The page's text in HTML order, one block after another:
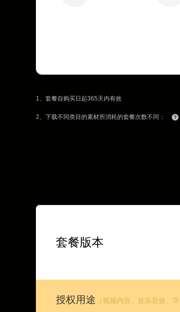
1、套餐自购买日起365天内有效
2、下载不同类目的素材所消耗的套餐次数不同：
套餐版本
授权用途 （视频内容、音乐音效、